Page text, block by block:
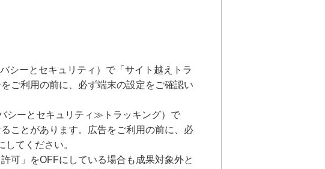
ーとセキュリティ）で「サイト越えトラ
ご利用の前に、必ず端末の設定をご確認い
シーとセキュリティ≫トラッキング）で
ことがあります。広告をご利用の前に、必
てください。
可」をOFFにしている場合も成果対象外と